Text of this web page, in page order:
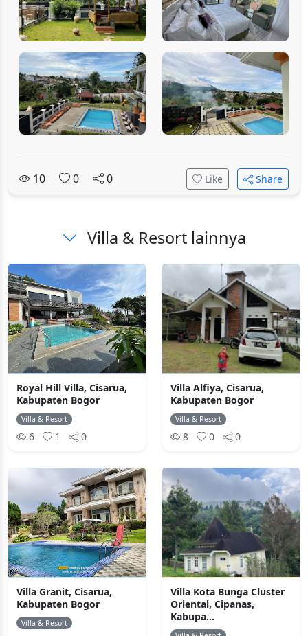
10 0 0 Like Share
Villa & Resort lainnya
Royal Hill Villa, Cisarua,
Kabupaten Bogor
Villa & Resort
6 1 0
Villa Alfiya, Cisarua,
Kabupaten Bogor
Villa & Resort
8 0 0
Villa Granit, Cisarua,
Kabupaten Bogor
Villa & Resort
Villa Kota Bunga Cluster
Oriental, Cipanas,
Kabupa...